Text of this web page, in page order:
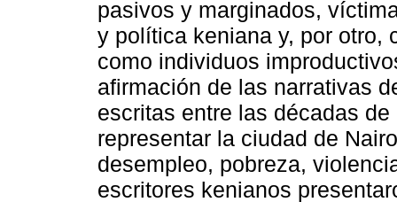
pasivos y marginados,
y política keniana y, por otro,
como individuos
afirmación de las narrativas
escritas entre las décadas
representar la ciudad de
desempleo, pobreza,
escritores kenianos